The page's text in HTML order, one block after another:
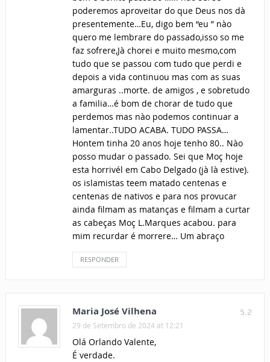
poderemos aproveitar do que Deus nos dà
presentemente…Eu, digo bem “eu ” nào
quero me lembrare do passado,isso so me
faz sofrere,Jà chorei e muito mesmo,com
tudo que se passou com tudo que perdi e
depois a vida continuou mas com as suas
amarguras ..morte. de amigos , e sobretudo
a familia…é bom de chorar de tudo que
perdemos mas nào podemos continuar a
lamentar..TUDO ACABA. TUDO PASSA…
Hontem tinha 20 anos hoje tenho 80.. Nào
posso mudar o passado. Sei que Moç hoje
esta horrivél em Cabo Delgado (jà là estive).
os islamistas teem matado centenas e
centenas de nativos e para nos provucar
ainda filmam as matanças e filmam a curtar
as cabeças Moç L.Marques acabou. para
mim recurdar é morrere… Um abraço
RESPONDER
5.2
Maria José Vilhena
29 de Setembro de 2024 at 12:21
Olá Orlando Valente,
É verdade.